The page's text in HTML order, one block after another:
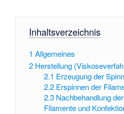
Inhaltsverzeichnis
1 Allgemeines
2 Herstellung
2.1 Erzeugung der
2.2 Erspinnen der
2.3 Nachbehandlung
Filamente und